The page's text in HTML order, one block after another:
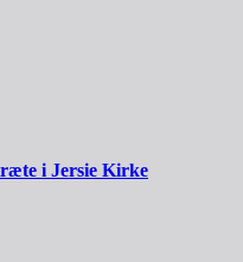
i Jersie Kirke